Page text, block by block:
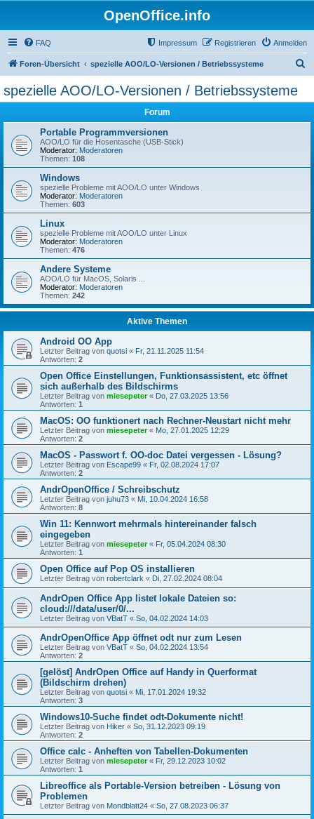
OpenOffice.info
FAQ Anmelden
Registrieren
Impressum
Foren-Übersicht spezielle AOO/LO-Versionen / Betriebssysteme
spezielle AOO/LO-Versionen / Betriebssysteme
Forum
Portable Programmversionen
AOO/LO für die Hosentasche (USB-Stick)
Moderator: Moderatoren
Themen: 108
Windows
spezielle Probleme mit AOO/LO unter Windows
Moderator: Moderatoren
Themen: 603
Linux
spezielle Probleme mit AOO/LO unter Linux
Moderator: Moderatoren
Themen: 476
Andere Systeme
AOO/LO für MacOS, Solaris ...
Moderator: Moderatoren
Themen: 242
Aktive Themen
Android OO App
Letzter Beitrag von quotsi « Fr, 21.11.2025 11:54
Antworten: 2
Open Office Einstellungen, Funktionsassistent, etc öffnet
sich außerhalb des Bildschirms
Letzter Beitrag von miesepeter« Do, 27.03.2025 13:56
Antworten: 1
MacOS: OO funktionert nach Rechner-Neustart nicht mehr
Letzter Beitrag von miesepeter« Mo, 27.01.2025 12:29
Antworten: 2
MacOS - Passwort f. OO-doc Datei vergessen - Lösung?
Letzter Beitrag von Escape99 « Fr, 02.08.2024 17:07
Antworten: 2
AndrOpenOffice / Schreibschutz
Letzter Beitrag von juhu73 « Mi, 10.04.2024 16:58
Antworten: 8
Win 11: Kennwort mehrmals hintereinander falsch
eingegeben
Letzter Beitrag von miesepeter« Fr, 05.04.2024 08:30
Antworten: 1
Open Office auf Pop OS installieren
Letzter Beitrag von robertclark « Di, 27.02.2024 08:04
AndrOpen Office App listet lokale Dateien so:
cloud:///data/user/0/...
Letzter Beitrag von VBatT « So, 04.02.2024 14:03
AndrOpenOffice App öffnet odt nur zum Lesen
Letzter Beitrag von VBatT « So, 04.02.2024 13:54
Antworten: 2
[gelöst] AndrOpen Office auf Handy in Querformat
(Bildschirm drehen)
Letzter Beitrag von quotsi « Mi, 17.01.2024 19:32
Antworten: 3
Windows10-Suche findet odt-Dokumente nicht!
Letzter Beitrag von Hiker « So, 31.12.2023 09:19
Antworten: 2
Office calc - Anheften von Tabellen-Dokumenten
Letzter Beitrag von miesepeter« Fr, 29.12.2023 10:02
Antworten: 1
Libreoffice als Portable-Version betreiben - Lösung von
Problemen
Letzter Beitrag von Mondblatt24 « So, 27.08.2023 06:37